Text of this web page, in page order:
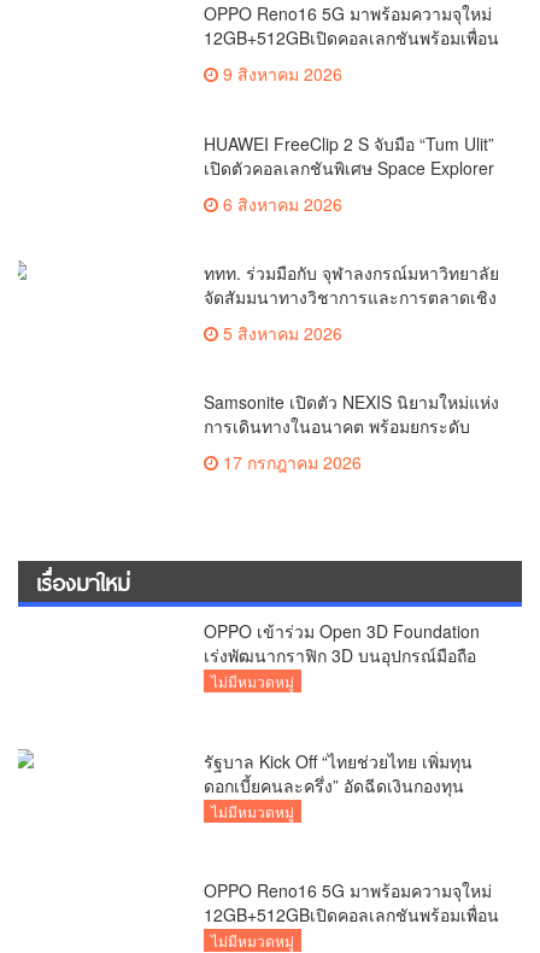
OPPO Reno16 5G มาพร้อมความจุใหม่
12GB+512GBเปิดคอลเลกชันพร้อมเพื่อน
ซี้ไอคอนิกคนล่าสุด
9 สิงหาคม 2026
HUAWEI FreeClip 2 S จับมือ “Tum Ulit”
เปิดตัวคอลเลกชันพิเศษ Space Explorer
6 สิงหาคม 2026
ททท. ร่วมมือกับ จุฬาลงกรณ์มหาวิทยาลัย
จัดสัมมนาทางวิชาการและการตลาดเชิง
“ขายได้ ขายดี ขายนาน”
5 สิงหาคม 2026
Samsonite เปิดตัว NEXIS นิยามใหม่แห่ง
การเดินทางในอนาคต พร้อมยกระดับ
ประสบการณ์สัมผัสนวัตกรรมกระเป๋าเดิน
ทางใจกลางกรุงเทพฯ
17 กรกฎาคม 2026
เรื่องมาใหม่
OPPO เข้าร่วม Open 3D Foundation
เร่งพัฒนากราฟิก 3D บนอุปกรณ์มือถือ
ไม่มีหมวดหมู่
รัฐบาล Kick Off “ไทยช่วยไทย เพิ่มทุน
ดอกเบี้ยคนละครึ่ง” อัดฉีดเงินกองทุน
หมู่บ้าน เสริมเศรษฐกิจฐานราก
ไม่มีหมวดหมู่
OPPO Reno16 5G มาพร้อมความจุใหม่
12GB+512GBเปิดคอลเลกชันพร้อมเพื่อน
ซี้ไอคอนิกคนล่าสุด
ไม่มีหมวดหมู่